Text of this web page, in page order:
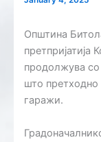
Општина
продолжува
што претходно
гаражи.